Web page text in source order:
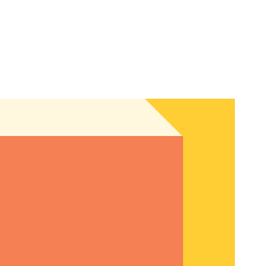
Valero,